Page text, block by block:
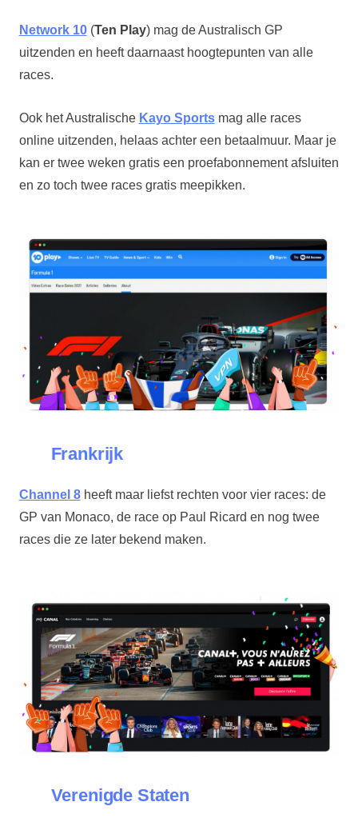
Network 10(Ten Play) mag de Australisch GP
uitzenden en heeft daarnaast hoogtepunten van alle
races.
Ook het Australische Kayo Sportsmag alle races
online uitzenden, helaas achter een betaalmuur. Maar je
kan er twee weken gratis een proefabonnement afsluiten
en zo toch twee races gratis meepikken.
Frankrijk
Channel 8heeft maar liefst rechten voor vier races: de
GP van Monaco, de race op Paul Ricard en nog twee
races die ze later bekend maken.
Verenigde Staten